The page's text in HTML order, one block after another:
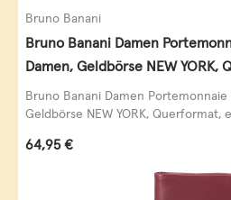
Bruno Banani
Bruno Banani Damen
Damen, Geldbörse NEW
schwarz
Bruno Banani Damen
Geldbörse NEW YORK, Querformat,
Regulärer Preis:
64,95 €